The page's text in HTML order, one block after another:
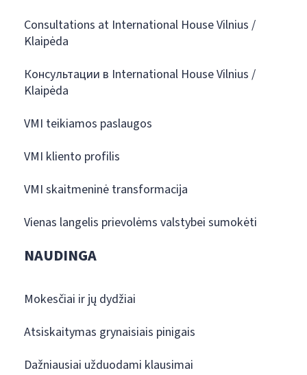
Consultations at International House Vilnius /
Klaipėda
Консультации в International House Vilnius /
Klaipėda
VMI teikiamos paslaugos
VMI kliento profilis
VMI skaitmeninė transformacija
Vienas langelis prievolėms valstybei sumokėti
NAUDINGA
Mokesčiai ir jų dydžiai
Atsiskaitymas grynaisiais pinigais
Dažniausiai užduodami klausimai